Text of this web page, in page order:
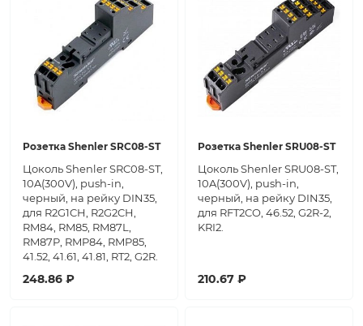
Розетка Shenler SRC08-ST
Цоколь Shenler SRC08-ST,
10A(300V), push-in,
черный, на рейку DIN35,
для R2G1CH, R2G2CH,
RM84, RM85, RM87L,
RM87P, RMP84, RMP85,
41.52, 41.61, 41.81, RT2, G2R.
248.86 ₽
Розетка Shenler SRU08-ST
Цоколь Shenler SRU08-ST,
10A(300V), push-in,
черный, на рейку DIN35,
для RFT2CO, 46.52, G2R-2,
KRI2.
210.67 ₽